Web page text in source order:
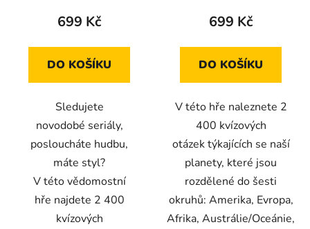
699 Kč
DO KOŠÍKU
Sledujete
novodobé seriály,
posloucháte hudbu,
máte styl?
V této vědomostní
hře najdete 2 400
kvízových
699 Kč
DO KOŠÍKU
V této hře naleznete 2
400 kvízových
otázek týkajících se naší
planety, které jsou
rozdělené do šesti
okruhů: Amerika, Evropa,
Afrika, Austrálie/Oceánie,